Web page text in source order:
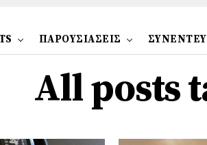
ΠΑΡΟΥΣΙΑΣΕΙΣ
All posts